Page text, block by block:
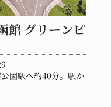
館 グリーンピ
園駅へ約40分。駅か